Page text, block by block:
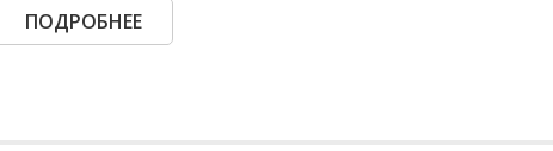
ПОДРОБНЕЕ